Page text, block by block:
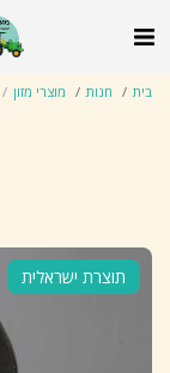
בית חנות מוצרי מזון
תוצרת ישראלית